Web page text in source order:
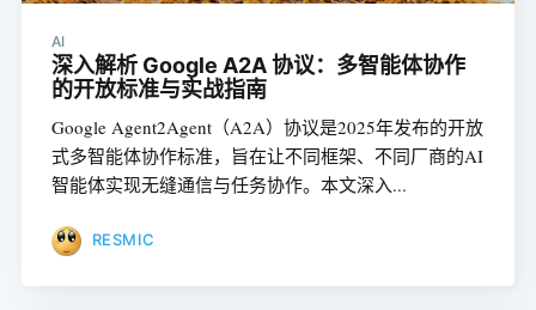
AI
深入解析 Google A2A 协议：多智能体协作
的开放标准与实战指南
Google Agent2Agent（A2A）协议是2025年发布的开放
式多智能体协作标准，旨在让不同框架、不同厂商的AI
智能体实现无缝通信与任务协作。本文深入...
RESMIC